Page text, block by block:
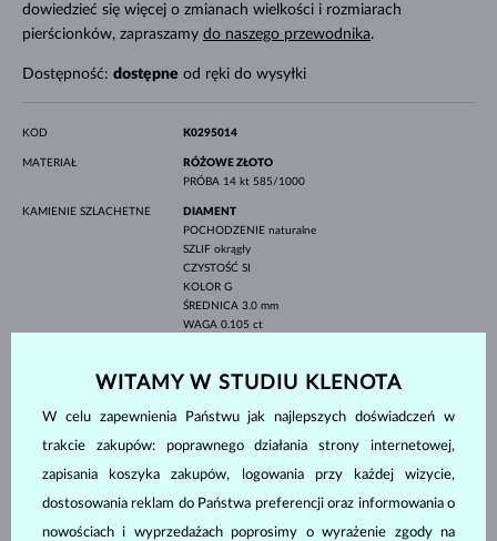
dowiedzieć się więcej o zmianach wielkości i rozmiarach
pierścionków, zapraszamy do naszego przewodnika.
Dostępność: dostępne od ręki do wysyłki
KOD K0295014
MATERIAŁ
RÓŻOWE ZŁOTO
PRÓBA 14 kt 585/1000
KAMIENIE SZLACHETNE
DIAMENT
POCHODZENIE naturalne
SZLIF okrągły
CZYSTOŚĆ SI
KOLOR G
ŚREDNICA 3.0 mm
WAGA 0.105 ct
SZLIF
okrągły
KOLORG
2.5 mm
WAGA
0.120 ct
WITAMY W STUDIU KLENOTA
W celu zapewnienia Państwu jak najlepszych doświadczeń w
trakcie zakupów: poprawnego działania strony internetowej,
zapisania koszyka zakupów, logowania przy każdej wizycie,
dostosowania reklam do Państwa preferencji oraz informowania o
nowościach i wyprzedażach poprosimy o wyrażenie zgody na